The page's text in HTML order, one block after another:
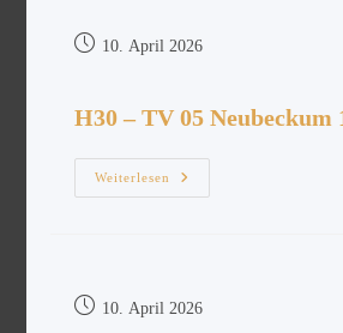
10. April 2026
H30 – TV 05 Neubeckum
Weiterlesen
10. April 2026